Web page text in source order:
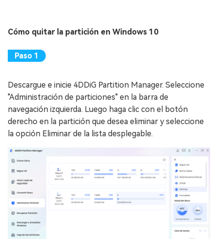
Cómo quitar la partición en Windows 10
Descargue e inicie 4DDiG Partition Manager. Seleccione
"Administración de particiones" en la barra de
navegación izquierda. Luego haga clic con el botón
derecho en la partición que desea eliminar y seleccione
la opción Eliminar de la lista desplegable.